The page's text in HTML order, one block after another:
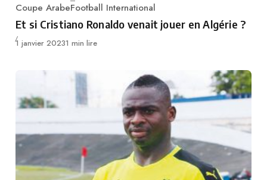
Category
Coupe ArabeFootball International
Et si Cristiano Ronaldo venait jouer en Algérie ?
Publié
1 janvier 20231 min lire